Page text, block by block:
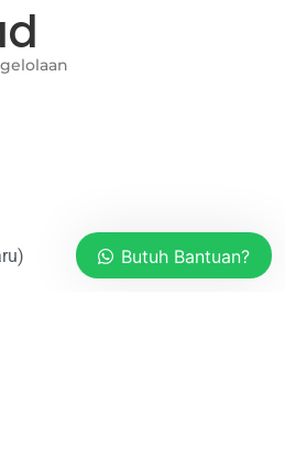
Butuh Bantuan?